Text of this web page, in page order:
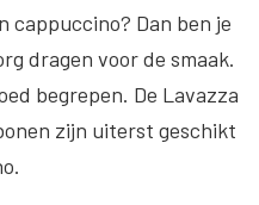
cappuccino? Dan ben je
dragen voor de smaak.
begrepen. De Lavazza
zijn uiterst geschikt